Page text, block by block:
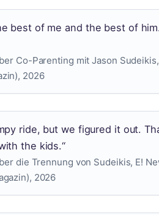
best of me and the best of
Co-Parenting mit Jason
2026
ride, but we figured it out.
the kids.“
die Trennung von Sudeikis, E!
2026